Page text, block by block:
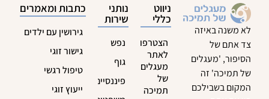
לא משנה באיזה
צד אתם של
הסיפור, 'מעגלים
של תמיכה' זה
המקום בשבילכם
ניווט
כללי
הצטרפות
לאתר
מעגלים
של
תמיכה
נותני
שירות
נפש
גוף
פיננסיים
כתבות ומאמרים
גירושין עם ילדים
גישור זוגי
טיפול רגשי
ייעוץ זוגי